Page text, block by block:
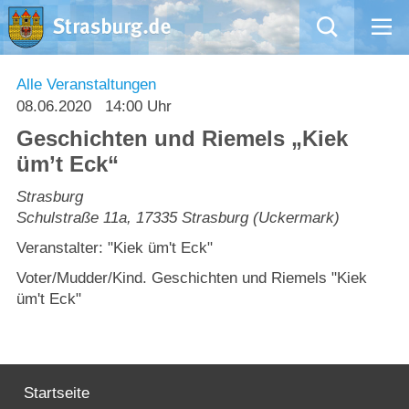
Mängelmeldung
Rathaus
Natur – Kultur – Tourismus
Wirtschaft
Willkommen in Strasburg (Uckermark)
Alle Veranstaltungen
08.06.2020
14:00 Uhr
Geschichten und Riemels „Kiek
üm’t Eck“
Strasburg
Schulstraße 11a,17335 Strasburg (Uckermark)
Veranstalter: "Kiek üm't Eck"
Voter/Mudder/Kind. Geschichten und Riemels "Kiek
üm't Eck"
Startseite